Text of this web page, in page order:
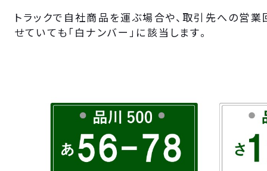
トラックで自社商品を運ぶ場合や、取引先への営
せていても「白ナンバー」に該当します。